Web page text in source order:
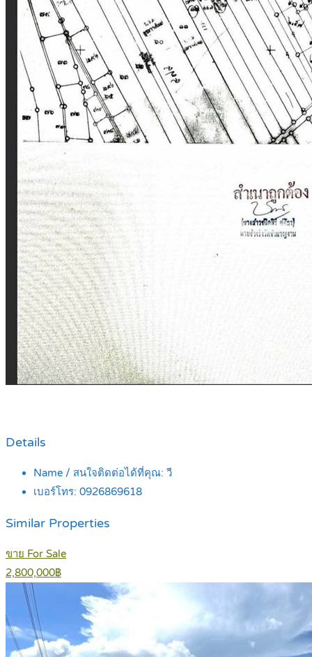
Details
Name / สนใจติดต่อได้ที่คุณ: วี
เบอร์โทร: 0926869618
Similar Properties
ขาย For Sale
2,800,000฿